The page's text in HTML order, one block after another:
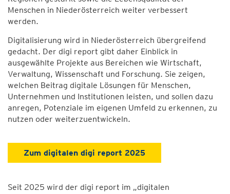
Menschen in Niederösterreich weiter verbessert
werden.
Digitalisierung wird in Niederösterreich übergreifend
gedacht. Der digi report gibt daher Einblick in
ausgewählte Projekte aus Bereichen wie Wirtschaft,
Verwaltung, Wissenschaft und Forschung. Sie zeigen,
welchen Beitrag digitale Lösungen für Menschen,
Unternehmen und Institutionen leisten, und sollen dazu
anregen, Potenziale im eigenen Umfeld zu erkennen, zu
nutzen oder weiterzuentwickeln.
Zum digitalen digi report 2025
Seit 2025 wird der digi report im „digitalen